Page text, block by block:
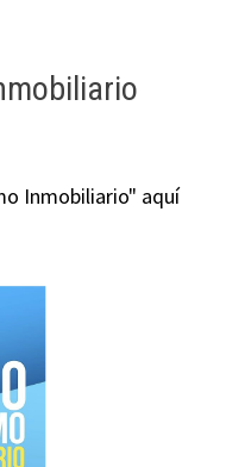
Inmobiliario" aquí